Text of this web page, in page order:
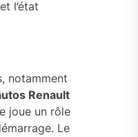
l’état
notamment
Renault
joue un rôle
Le